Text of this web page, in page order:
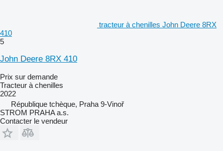
tracteur à chenilles John Deere 8RX
410
5
John Deere 8RX 410
Prix sur demande
Tracteur à chenilles
2022
République tchèque, Praha 9-Vinoř
STROM PRAHA a.s.
Contacter le vendeur